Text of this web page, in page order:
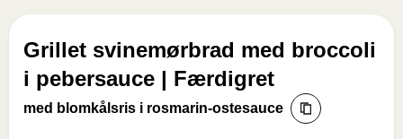
Grillet svinemørbrad med broccoli
i pebersauce | Færdigret
med blomkålsris i rosmarin-ostesauce